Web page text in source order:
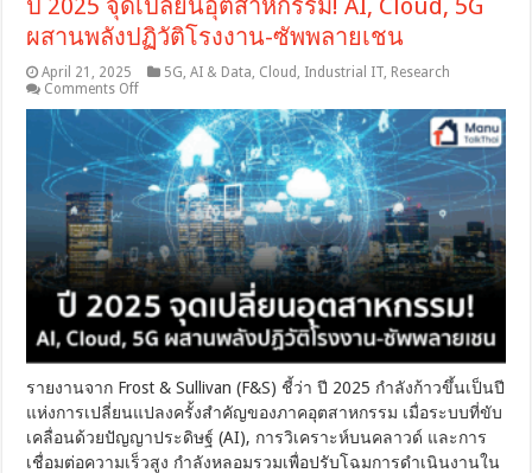
ผสานพลังปฏิวัติโรงงาน-ซัพพลายเชน
April 21, 2025 5G ,AI & Data Cloud Industrial IT Research
Comments Offon
ปี
2025
จุด
เปลี่ยน
อุตสาหกรรม!
AI,
Cloud,
5G
ผสาน
พลัง
ปฏิวัติ
โรงงาน-
รายงานจาก Frost & Sullivan (F&S) ชี้ว่า ปี 2025 กำลังก้าวขึ้นเป็นปี
แห่งการเปลี่ยนแปลงครั้งสำคัญของภาคอุตสาหกรรม เมื่อระบบที่ขับ
เคลื่อนด้วยปัญญาประดิษฐ์ (AI), การวิเคราะห์บนคลาวด์ และการ
เชื่อมต่อความเร็วสูง กำลังหลอมรวมเพื่อปรับโฉมการดำเนินงานใน